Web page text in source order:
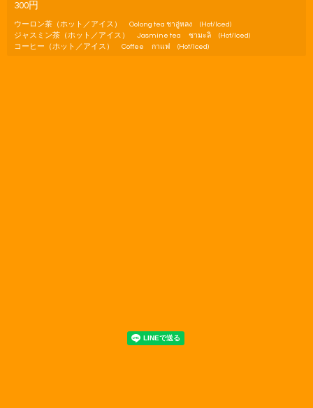
300円
ウーロン茶（ホット／アイス） Oolong tea ชาอู่หลง (Hot/Iced)
ジャスミン茶（ホット／アイス） Jasmine tea ชามะลิ (Hot/Iced)
コーヒー（ホット／アイス） Coffee กาแฟ (Hot/Iced)